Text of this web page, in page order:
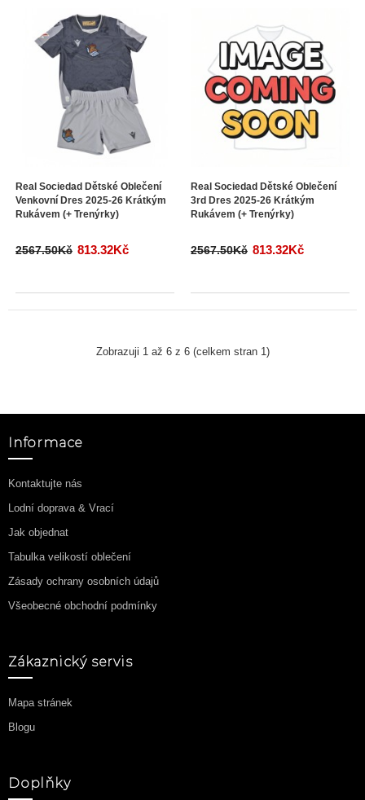
Real Sociedad Dětské Oblečení
Venkovní Dres 2025-26 Krátkým
Rukávem (+ Trenýrky)
2567.50Kč 813.32Kč
Real Sociedad Dětské Oblečení
3rd Dres 2025-26 Krátkým
Rukávem (+ Trenýrky)
2567.50Kč 813.32Kč
Zobrazuji 1 až 6 z 6 (celkem stran 1)
Informace
Kontaktujte nás
Lodní doprava & Vrací
Jak objednat
Tabulka velikostí oblečení
Zásady ochrany osobních údajů
Všeobecné obchodní podmínky
Zákaznický servis
Mapa stránek
Blogu
Doplňky